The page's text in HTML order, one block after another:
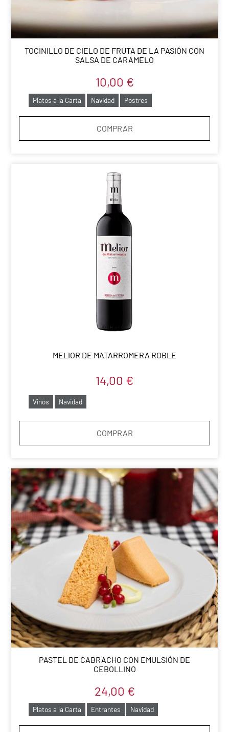
TOCINILLO DE CIELO DE FRUTA DE LA PASIÓN CON
SALSA DE CARAMELO
10,00 €
Platos a la Carta Navidad Postres
COMPRAR
MELIOR DE MATARROMERA ROBLE
14,00 €
Vinos Navidad
COMPRAR
PASTEL DE CABRACHO CON EMULSIÓN DE
CEBOLLINO
24,00 €
Platos a la Carta Entrantes Navidad